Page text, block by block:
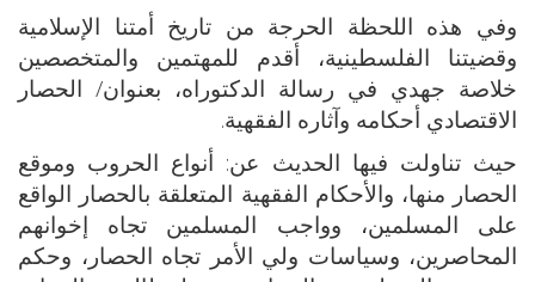
وفي هذه اللحظة الحرجة من تاريخ أمتنا الإسلامية
وقضيتنا الفلسطينية، أقدم للمهتمين والمتخصصين
خلاصة جهدي في رسالة الدكتوراه، بعنوان/ الحصار
الاقتصادي أحكامه وآثاره الفقهية.
حيث تناولت فيها الحديث عن: أنواع الحروب وموقع
الحصار منها، والأحكام الفقهية المتعلقة بالحصار الواقع
على المسلمين، وواجب المسلمين تجاه إخوانهم
المحاصرين، وسياسات ولي الأمر تجاه الحصار، وحكم